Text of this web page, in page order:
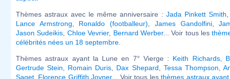
Thèmes astraux avec le même anniversaire : Jada Pinkett Smith
Lance Armstrong
Ronaldo (footballeur) James Gandolfini,
Jason Sudeikis Chloe Vevrier, Bernard Werber... Voir tous les
célébrités nées un 18 septembre
Thèmes astraux ayant la Lune en 7° Vierge : Keith Richards,
Gertrude Stein
Romain Duris Dax Shepard Tessa Thompson
Saget Florence Griffith Joyner... Voir tous lesthèmes astraux